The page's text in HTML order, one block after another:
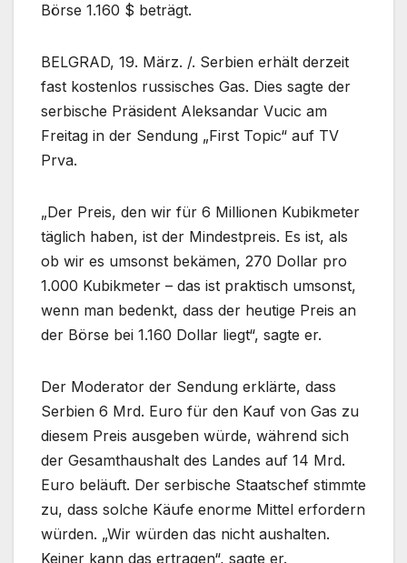
Börse 1.160 $ beträgt.
BELGRAD, 19. März. /. Serbien erhält derzeit
fast kostenlos russisches Gas. Dies sagte der
serbische Präsident Aleksandar Vucic am
Freitag in der Sendung „First Topic“ auf TV
Prva.
„Der Preis, den wir für 6 Millionen Kubikmeter
täglich haben, ist der Mindestpreis. Es ist, als
ob wir es umsonst bekämen, 270 Dollar pro
1.000 Kubikmeter – das ist praktisch umsonst,
wenn man bedenkt, dass der heutige Preis an
der Börse bei 1.160 Dollar liegt“, sagte er.
Der Moderator der Sendung erklärte, dass
Serbien 6 Mrd. Euro für den Kauf von Gas zu
diesem Preis ausgeben würde, während sich
der Gesamthaushalt des Landes auf 14 Mrd.
Euro beläuft. Der serbische Staatschef stimmte
zu, dass solche Käufe enorme Mittel erfordern
würden. „Wir würden das nicht aushalten.
Keiner kann das ertragen“, sagte er.